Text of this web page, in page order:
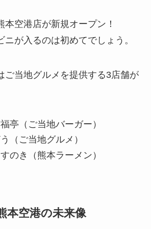
本空港店が新規オープン！
ニが入るのは初めてでしょう。
ご当地グルメを提供する3店舗が
亭（ご当地バーガー）
（ご当地グルメ）
のき（熊本ラーメン）
本空港の未来像